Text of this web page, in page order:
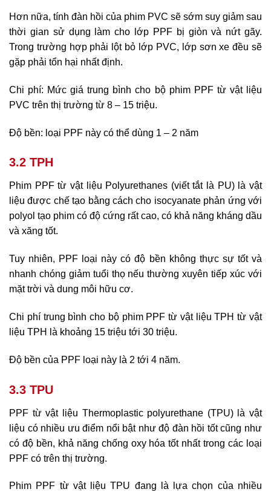
Hơn nữa, tính đàn hồi của phim PVC sẽ sớm suy giảm sau
thời gian sử dụng làm cho lớp PPF bị giòn và nứt gãy.
Trong trường hợp phải lột bỏ lớp PVC, lớp sơn xe đều sẽ
gặp phải tổn hại nhất định.
Chi phí: Mức giá trung bình cho bộ phim PPF từ vật liệu
PVC trên thị trường từ 8 – 15 triệu.
Độ bền: loại PPF này có thể dùng 1 – 2 năm
3.2 TPH
Phim PPF từ vật liệu Polyurethanes (viết tắt là PU) là vật
liệu được chế tạo bằng cách cho isocyanate phản ứng với
polyol tạo phim có độ cứng rất cao, có khả năng kháng dầu
và xăng tốt.
Tuy nhiên, PPF loại này có độ bền không thực sự tốt và
nhanh chóng giảm tuổi thọ nếu thường xuyên tiếp xúc với
mặt trời và dung môi hữu cơ.
Chi phí trung bình cho bộ phim PPF từ vật liệu TPH từ vật
liệu TPH là khoảng 15 triệu tới 30 triệu.
Độ bền của PPF loại này là 2 tới 4 năm.
3.3 TPU
PPF từ vật liệu Thermoplastic polyurethane (TPU) là vật
liệu có nhiều ưu điểm nổi bật như độ đàn hồi tốt cũng như
có độ bền, khả năng chống oxy hóa tốt nhất trong các loại
PPF có trên thị trường.
Phim PPF từ vật liệu TPU đang là lựa chọn của nhiều